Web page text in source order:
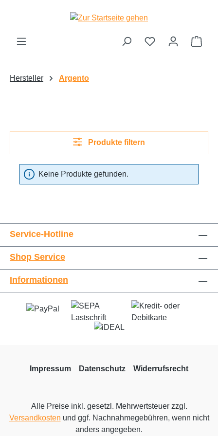
Zum Hauptinhalt springen
Hersteller Argento
Produkte filtern
Keine Produkte gefunden.
Service-Hotline
Shop Service
Informationen
Impressum Datenschutz Widerrufsrecht
Alle Preise inkl. gesetzl. Mehrwertsteuer zzgl.
Versandkosten und ggf. Nachnahmegebühren, wenn nicht
anders angegeben.